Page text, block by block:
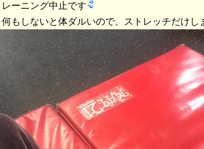
レーニング中止です
何もしないと体ダルいので、ストレッチだけし